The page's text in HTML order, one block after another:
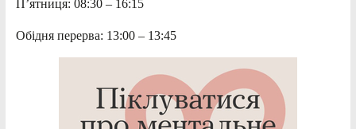
П’ятниця: 08:30 – 16:15
Обідня перерва: 13:00 – 13:45